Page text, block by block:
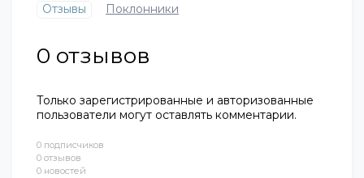
0 подписчиков
0 отзывов
0 новостей
Отзывы
Поклонники
0 отзывов
Только зарегистрированные и авторизованные
пользователи могут оставлять комментарии.